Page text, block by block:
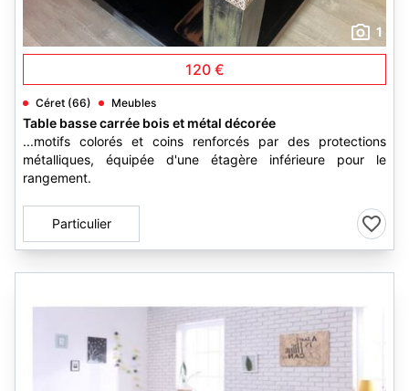
1
120 €
Céret (66) Meubles
Table basse carrée bois et métal décorée
...motifs colorés et coins renforcés par des protections
métalliques, équipée d'une étagère inférieure pour le
rangement.
Particulier